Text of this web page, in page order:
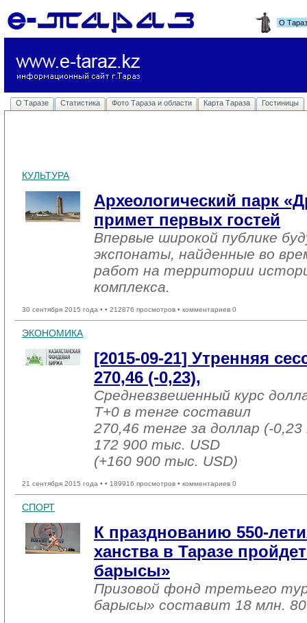
О
О Таразе Статистика Фото Тараза и области Карта Тараза Гостиницы
КУЛЬТУРА
Археологический парк
примет первых гостей
Впервые широкой публике
экспонаты, найденные во
работ на территории
комплекса.
30 сентября 2015 года • • 212876 просмотров • комментариев 0
ЭКОНОМИКА
[2015-09-21] Утренняя
270,46 (-0,23),
Средневзвешенный курс
T+0 в тенге составил
270,46 тенге за доллар (-
172 900 тыс. USD
(+160 900 тыс. USD)
21 сентября 2015 года • • 189916 просмотров • комментариев 0
СПОРТ
К празднованию 550-
ханства в Таразе
барысы»
Призовой фонд третьего
барысы» составит 18 млн.